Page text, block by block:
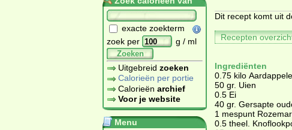
exacte zoekterm
zoek per
g / ml
Zoeken
Uitgebreid zoeken
Calorieën per portie
Calorieën archief
Voor je website
Menu
Dit recept komt uit
Recepten
Ingrediënten
0.75 kilo
50 gr. Uien
0.5 Ei
40 gr. Gersapte
1 mespunt
0.5 theel.